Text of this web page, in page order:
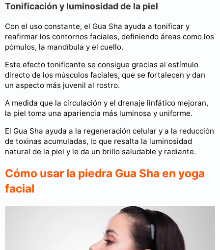
Tonificación y luminosidad de la piel
Con el uso constante, el Gua Sha ayuda a tonificar y
reafirmar los contornos faciales, definiendo áreas como los
pómulos, la mandíbula y el cuello.
Este efecto tonificante se consigue gracias al estímulo
directo de los músculos faciales, que se fortalecen y dan
un aspecto más juvenil al rostro.
A medida que la circulación y el drenaje linfático mejoran,
la piel toma una apariencia más luminosa y uniforme.
El Gua Sha ayuda a la regeneración celular y a la reducción
de toxinas acumuladas, lo que resalta la luminosidad
natural de la piel y le da un brillo saludable y radiante.
Cómo usar la piedra Gua Sha en yoga
facial